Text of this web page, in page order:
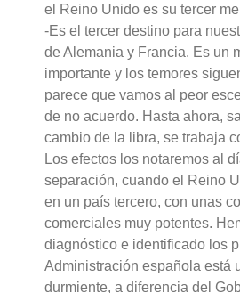
el Reino Unido es su tercer
-Es el tercer destino para
de Alemania y Francia. Es un
importante y los temores
parece que vamos al peor
de no acuerdo. Hasta ahora,
cambio de la libra, se trabaja
Los efectos los notaremos al
separación, cuando el Reino
en un país tercero, con unas
comerciales muy potentes.
diagnóstico e identificado los
Administración española está
durmiente, a diferencia del